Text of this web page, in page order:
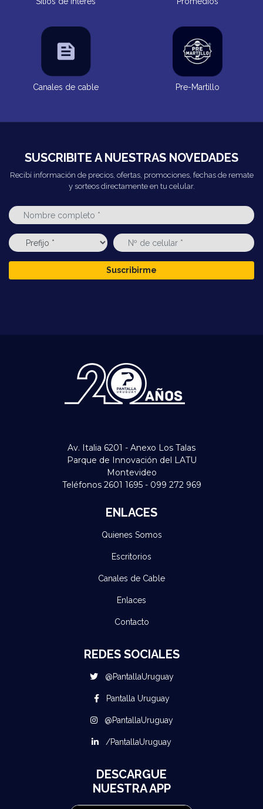
Canales de cable Pre-Martillo
SUSCRIBITE A NUESTRAS NOVEDADES
Recibí información de precios, ofertas, promociones, fechas de remate
y sorteos directamente en tu celular.
Suscribirme
Av. Italia 6201 - Anexo Los Talas
Parque de Innovación del LATU
Montevideo
Teléfonos 2601 1695 - 099 272 969
ENLACES
Quienes Somos
Escritorios
Canales de Cable
Enlaces
Contacto
REDES SOCIALES
@PantallaUruguay
Pantalla Uruguay
@PantallaUruguay
/PantallaUruguay
DESCARGUE
NUESTRA APP